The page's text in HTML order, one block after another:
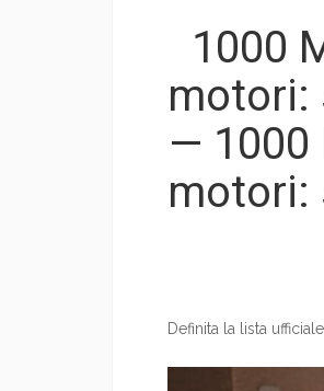
1000
motori:
— 1000
motori:
Definita la lista